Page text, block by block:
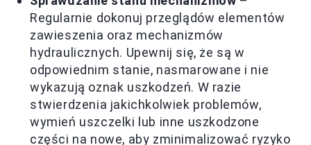
Regularnie dokonuj przeglądów elementów
zawieszenia oraz mechanizmów
hydraulicznych. Upewnij się, że są w
odpowiednim stanie, nasmarowane i nie
wykazują oznak uszkodzeń. W razie
stwierdzenia jakichkolwiek problemów,
wymień uszczelki lub inne uszkodzone
części na nowe, aby zminimalizować ryzyko